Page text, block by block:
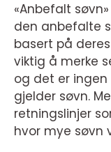
«Anbefalt
den anbefalte
basert på
viktig å merke
og det er ingen
gjelder søvn.
retningslinjer
hvor mye søvn